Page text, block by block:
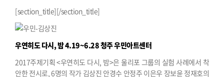
[section_title][/section_title]
우연히도 다시, 밤4.19~6.28 청주 우민아트센터
2017주제기획 <우연히도 다시, 밤>은 울리포 그룹의 실험 사례에서 착
안한 전시로, 6명의 작가 김상진 안경수 안정주 이은우 장보윤 정재호의